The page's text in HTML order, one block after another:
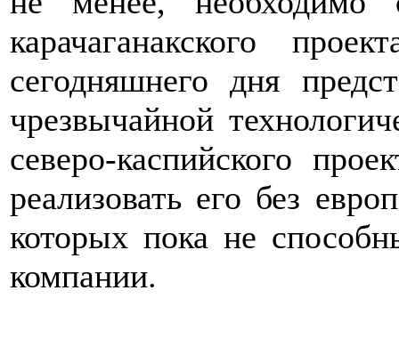
карачаганакского
сегодняшнего дня
чрезвычайной
северо-каспийского
реализовать его без
которых пока не
компании.